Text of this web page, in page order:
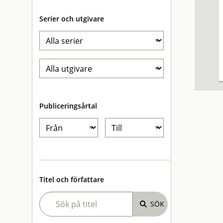
Serier och utgivare
Publiceringsårtal
Titel och författare